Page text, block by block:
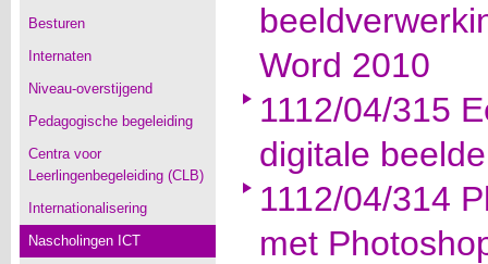
Besturen
Internaten
Niveau-overstijgend
Pedagogische begeleiding
Centra voor
Leerlingenbegeleiding (CLB)
Internationalisering
Nascholingen ICT
Word 2010
1112/04/315
digitale
1112/04/314
met